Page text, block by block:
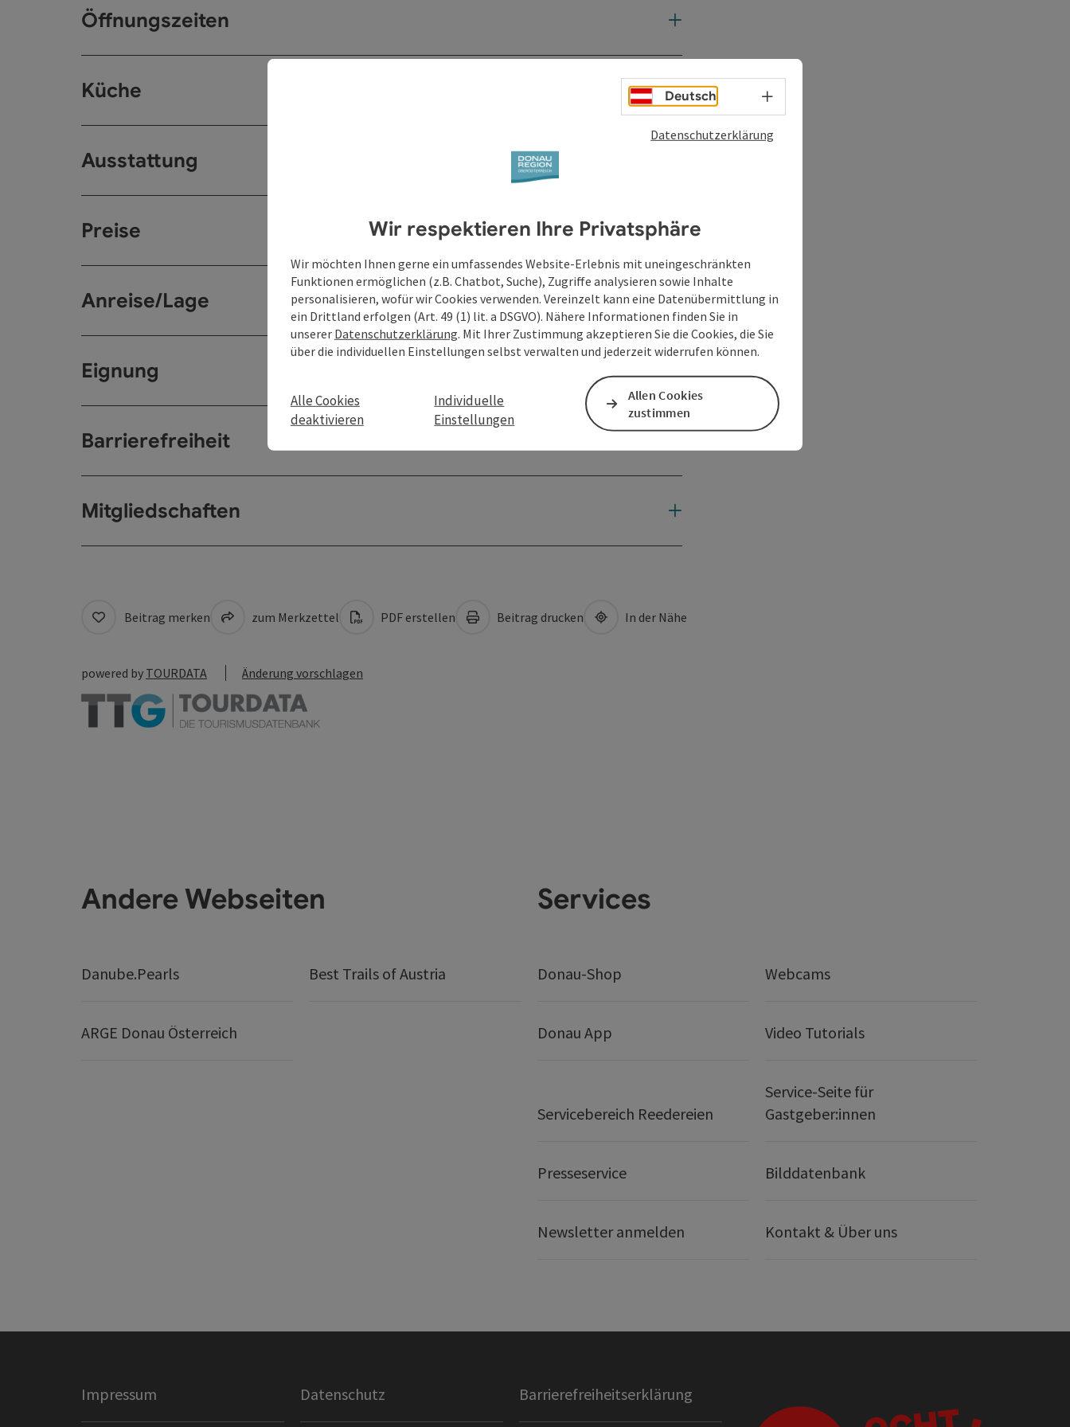
Öffnungszeiten
Küche
Ausstattung
Preise
Anreise/Lage
Eignung
Barrierefreiheit
Mitgliedschaften
Beitrag merken zum Merkzettel PDF erstellen Beitrag drucken In der Nähe
powered by TOURDATA Änderung vorschlagen
Andere Webseiten
Danube.Pearls Best Trails of Austria
ARGE Donau Österreich
Services
Donau-Shop Webcams
Donau App Video Tutorials
Servicebereich Reedereien
Service-Seite für
Gastgeber:innen
Presseservice Bilddatenbank
Newsletter anmelden Kontakt & Über uns
Impressum Datenschutz Barrierefreiheitserklärung
Deutsch Sprachwahl - Menü öffnen
Datenschutzerklärung
Wir respektieren Ihre Privatsphäre
Wir möchten Ihnen gerne ein umfassendes Website-Erlebnis mit uneingeschränkten
Funktionen ermöglichen (z.B. Chatbot, Suche), Zugriffe analysieren sowie Inhalte
personalisieren, wofür wir Cookies verwenden. Vereinzelt kann eine Datenübermittlung in
ein Drittland erfolgen (Art. 49 (1) lit. a DSGVO). Nähere Informationen finden Sie in
unserer Datenschutzerklärung. Mit Ihrer Zustimmung akzeptieren Sie die Cookies, die Sie
über die individuellen Einstellungen selbst verwalten und jederzeit widerrufen können.
Alle Cookies
deaktivieren
Individuelle
Einstellungen
Allen Cookies
zustimmen